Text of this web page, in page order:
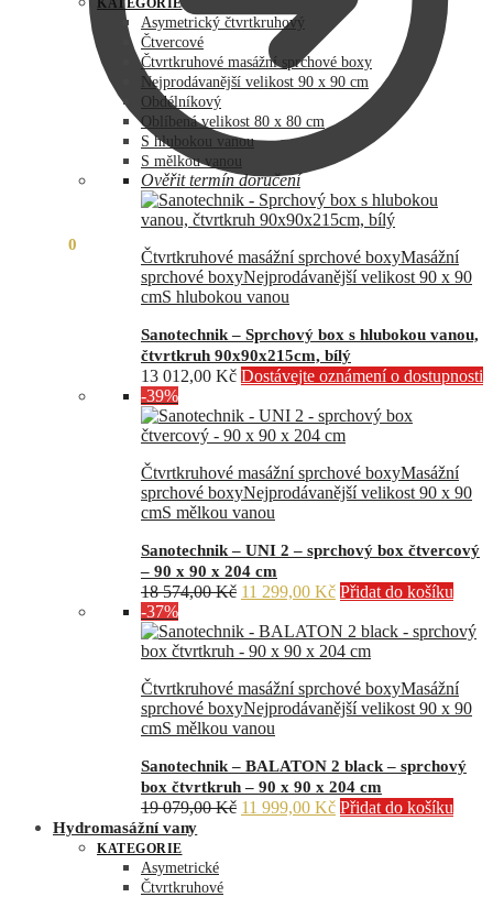
0
73
990,00 Kč.
60
890,00 Kč.
KATEGORIE
Asymetrický čtvrtkruhový
Čtvercové
Čtvrtkruhové masážní sprchové boxy
Nejprodávanější velikost 90 x 90 cm
Obdélníkový
Oblíbená velikost 80 x 80 cm
S hlubokou vanou
S mělkou vanou
Ověřit termín doručení
Čtvrtkruhové masážní sprchové boxyMasážní
sprchové boxyNejprodávanější velikost 90 x 90
cmS hlubokou vanou
Sanotechnik – Sprchový box s hlubokou vanou,
čtvrtkruh 90x90x215cm, bílý
13 012,00 Kč Dostávejte oznámení o dostupnosti
-39%
Čtvrtkruhové masážní sprchové boxyMasážní
sprchové boxyNejprodávanější velikost 90 x 90
cmS mělkou vanou
Sanotechnik – UNI 2 – sprchový box čtvercový
– 90 x 90 x 204 cm
18 574,00Kč Původní
byla:
18
11 299,00 KčAktuální
je:
11
Přidat do košíku
-37%
Čtvrtkruhové masážní sprchové boxyMasážní
sprchové boxyNejprodávanější velikost 90 x 90
cmS mělkou vanou
Sanotechnik – BALATON 2 black – sprchový
box čtvrtkruh – 90 x 90 x 204 cm
19 079,00Kč Původní
11 999,00 KčAktuální
Přidat do košíku
Hydromasážní vany
KATEGORIE
Asymetrické
Čtvrtkruhové